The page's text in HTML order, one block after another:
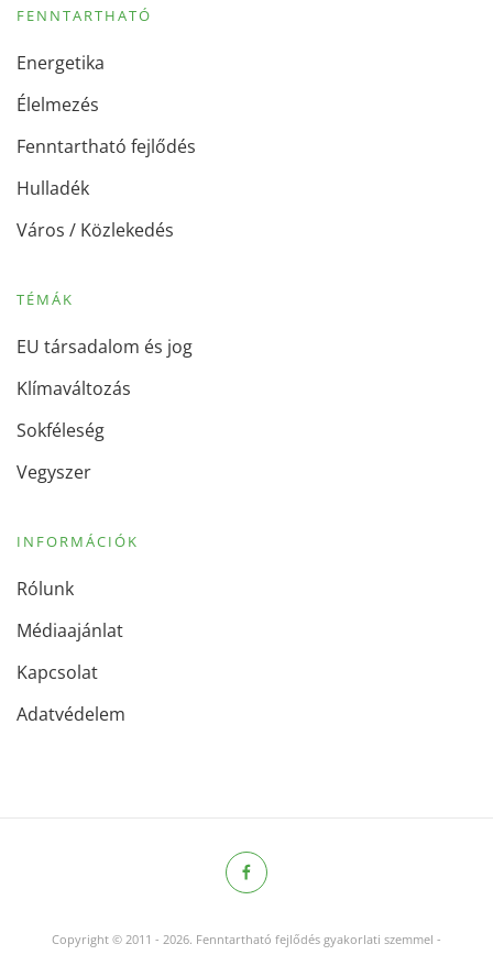
FENNTARTHATÓ
Energetika
Élelmezés
Fenntartható fejlődés
Hulladék
Város / Közlekedés
TÉMÁK
EU társadalom és jog
Klímaváltozás
Sokféleség
Vegyszer
INFORMÁCIÓK
Rólunk
Médiaajánlat
Kapcsolat
Adatvédelem
Copyright © 2011 - 2026. Fenntartható fejlődés gyakorlati szemmel -